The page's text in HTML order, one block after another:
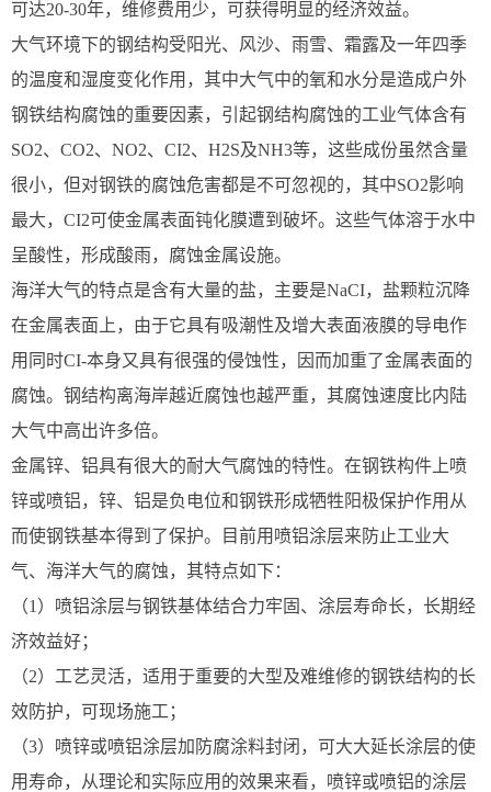
可达20-30年，维修费用少，可获得明显的经济效益。
大气环境下的钢结构受阳光、风沙、雨雪、霜露及一年四季
的温度和湿度变化作用，其中大气中的氧和水分是造成户外
钢铁结构腐蚀的重要因素，引起钢结构腐蚀的工业气体含有
SO2、CO2、NO2、CI2、H2S及NH3等，这些成份虽然含量
很小，但对钢铁的腐蚀危害都是不可忽视的，其中SO2影响
最大，CI2可使金属表面钝化膜遭到破坏。这些气体溶于水中
呈酸性，形成酸雨，腐蚀金属设施。
海洋大气的特点是含有大量的盐，主要是NaCI，盐颗粒沉降
在金属表面上，由于它具有吸潮性及增大表面液膜的导电作
用同时CI-本身又具有很强的侵蚀性，因而加重了金属表面的
腐蚀。钢结构离海岸越近腐蚀也越严重，其腐蚀速度比内陆
大气中高出许多倍。
金属锌、铝具有很大的耐大气腐蚀的特性。在钢铁构件上喷
锌或喷铝，锌、铝是负电位和钢铁形成牺牲阳极保护作用从
而使钢铁基本得到了保护。目前用喷铝涂层来防止工业大
气、海洋大气的腐蚀，其特点如下：
（1）喷铝涂层与钢铁基体结合力牢固、涂层寿命长，长期经
济效益好；
（2）工艺灵活，适用于重要的大型及难维修的钢铁结构的长
效防护，可现场施工；
（3）喷锌或喷铝涂层加防腐涂料封闭，可大大延长涂层的使
用寿命，从理论和实际应用的效果来看，喷锌或喷铝的涂层